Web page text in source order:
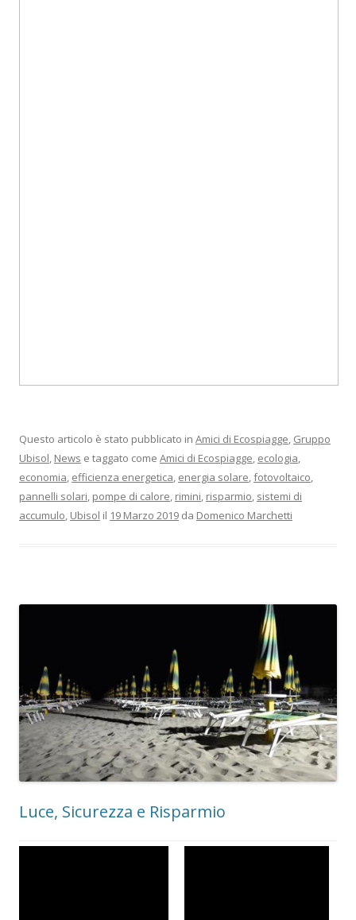
Questo articolo è stato pubblicato in Amici di Ecospiagge, Gruppo
Ubisol, News e taggato come Amici di Ecospiagge, ecologia,
economia, efficienza energetica, energia solare,fotovoltaico,
pannelli solari, pompe di calore, rimini, risparmio, sistemi di
accumulo, Ubisol il 19 Marzo 2019 da Domenico Marchetti
Luce, Sicurezza e Risparmio